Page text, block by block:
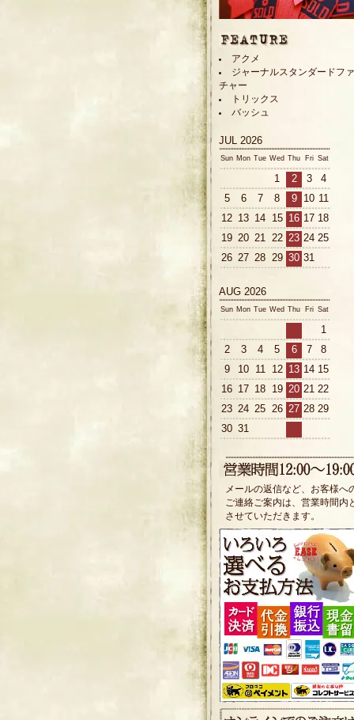
アクメ
ジャーナルスタンダードフ
チャー
トリックス
バッシュ
JUL 2026
Sun Mon Tue Wed Thu Fri Sat
1 2 3
4
5
6 7 8 9 10 11
12 13 14 15 16 17 18
19 20 21 22 23 24 25
26 27 28 29 30 31
AUG 2026
Sun Mon Tue Wed Thu Fri Sat
1
2
3 4 5 6 7
8
9
10 11 12 13 14 15
16 17 18 19 20 21 22
23 24 25 26 27 28 29
30 31
メールの返信など、お客様へ
ご連絡ご案内は、営業時間内
させていただきます。